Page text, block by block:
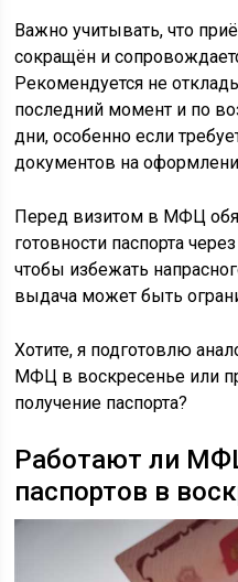
Важно учитывать, что
сокращён и
Рекомендуется не
последний момент и по
дни, особенно если
документов на
Перед визитом в МФЦ
готовности паспорта
чтобы избежать
выдача может быть
Хотите, я подготовлю
МФЦ в воскресенье или
получение паспорта?
Работают ли
паспортов в